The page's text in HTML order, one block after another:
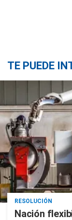
TE PUEDE
RESOLUCIÓN
Nación